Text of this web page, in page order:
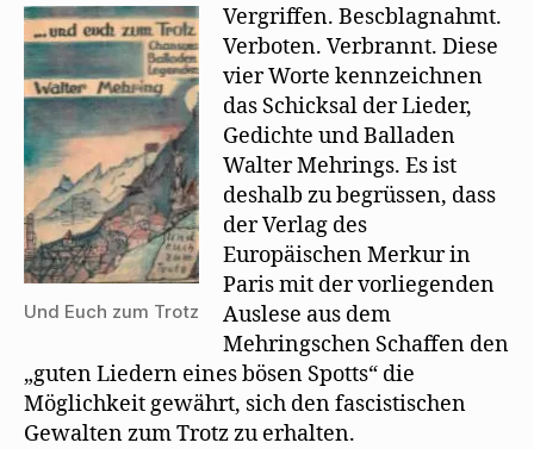
Euch
zum
Und Euch zum Trotz
Vergriffen. Bescblagnahmt.
Verboten. Verbrannt. Diese
vier Worte kennzeichnen
das Schicksal der Lieder,
Gedichte und Balladen
Walter Mehrings. Es ist
deshalb zu begrüssen, dass
der Verlag des
Europäischen Merkur in
Paris mit der vorliegenden
Auslese aus dem
Mehringschen Schaffen den
„guten Liedern eines bösen Spotts“ die
Möglichkeit gewährt, sich den fascistischen
Gewalten zum Trotz zu erhalten.